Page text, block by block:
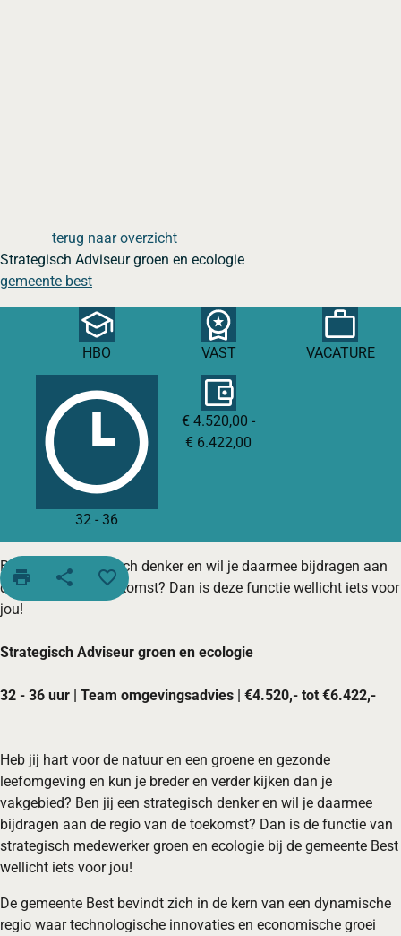
terug naar overzicht
Strategisch Adviseur groen en ecologie
gemeente best
HBO VAST VACATURE
32 - 36
€ 4.520,00 -
€ 6.422,00
print share favorite_border
Ben jij een strategisch denker en wil je daarmee bijdragen aan
de regio van de toekomst? Dan is deze functie wellicht iets voor
jou!
Strategisch Adviseur groen en ecologie
32 - 36 uur | Team omgevingsadvies | €4.520,- tot €6.422,-
Heb jij hart voor de natuur en een groene en gezonde
leefomgeving en kun je breder en verder kijken dan je
vakgebied? Ben jij een strategisch denker en wil je daarmee
bijdragen aan de regio van de toekomst? Dan is de functie van
strategisch medewerker groen en ecologie bij de gemeente Best
wellicht iets voor jou!
De gemeente Best bevindt zich in de kern van een dynamische
regio waar technologische innovaties en economische groei